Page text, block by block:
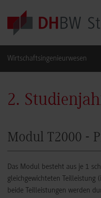
Skip to main content
Wirtschaftsingenieurwesen
2.
Modul T2000 -
Das Modul besteht aus je 1
gleichgewichteten Teilleistung
beide Teilleistungen werden